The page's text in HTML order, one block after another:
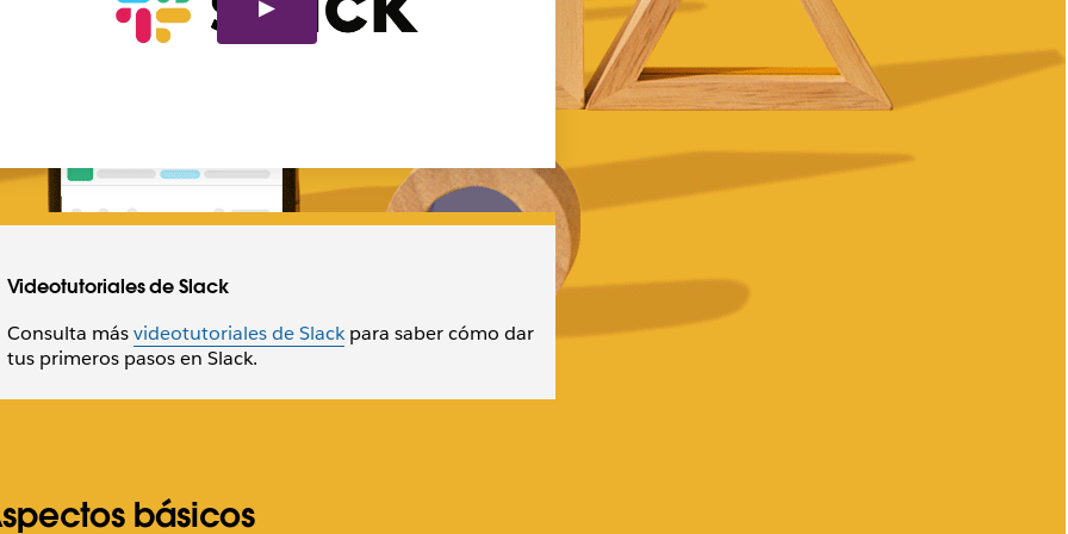
Videotutoriales de Slack
Consulta másvideotutoriales de Slackpara saber cómo dar
tus primeros pasos en Slack.
básicos